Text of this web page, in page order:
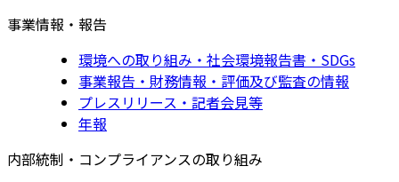
事業情報・報告
環境への取り組み・社会環境報告書・SDGs
事業報告・財務情報・評価及び監査の情報
プレスリリース・記者会見等
年報
内部統制・コンプライアンスの取り組み